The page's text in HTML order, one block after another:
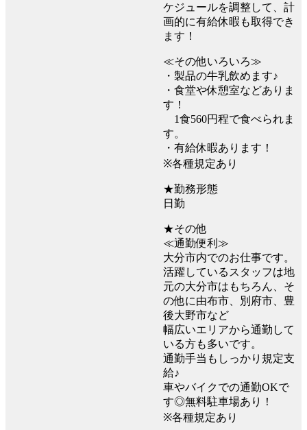
ケジュールを調整して、計
画的に有給休暇も取得でき
ます！
≪その他いろいろ≫
・製品の牛乳飲めます♪
・食堂や休憩室などありま
す！
1食560円程で食べられま
す。
・有給休暇あります！
※各種規定あり
★勤務形態
日勤
★その他
≪通勤便利≫
大分市内でのお仕事です。
活躍しているスタッフは地
元の大分市はもちろん、そ
の他に由布市、別府市、豊
後大野市など
幅広いエリアから通勤して
いる方も多いです。
通勤手当もしっかり規定支
給♪
車やバイクでの通勤OKで
す◎無料駐車場あり！
※各種規定あり